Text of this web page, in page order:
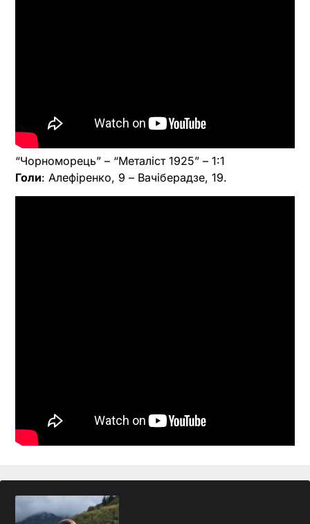
“Чорноморець” – “Металіст 1925” – 1:1
Голи: Алефіренко, 9 – Вачіберадзе, 19.